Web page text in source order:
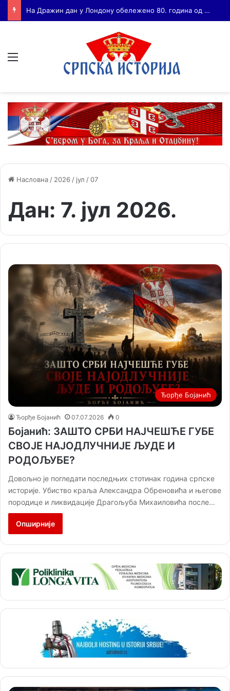
Бојанић: ВОЈА ТАНКОСИЋ – ЧОВЕК КОГА СУ СЕ ПЛАШИЛИ И ЖИВОГ И МРТВОГ, а нема ни споненик
Насловна / 2026 / јул /07
Дан: 7. јул 2026.
Ђорђе Бојанић
Ђорђе Бојанић 07.07.2026 0
Бојанић: ЗАШТО СРБИ НАЈЧЕШЋЕ ГУБЕ
СВОЈЕ НАЈОДЛУЧНИЈЕ ЉУДЕ И
РОДОЉУБЕ?
Довољно је погледати последњих стотинак година српске
историје. Убиство краља Александра Обреновића и његове
породице и ликвидације Драгољуба Михаиловића после…
Опширније